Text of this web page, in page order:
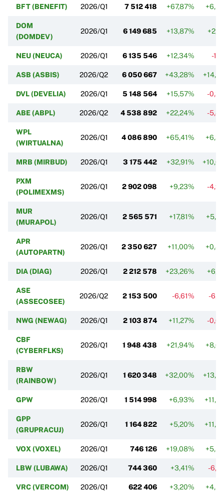
BFT (BENEFIT) 2026/Q1 7 512 418 +67,87%
DOM
(DOMDEV)
2026/Q1 6 149 685 +13,87%
NEU (NEUCA) 2026/Q1 6 135 546 +12,34% -
ASB (ASBIS) 2026/Q2 6 050 667 +43,28%
DVL (DEVELIA) 2026/Q1 5 148 564 +15,57% -
ABE (ABPL) 2026/Q2 4 538 892 +22,24% -
WPL
(WIRTUALNA)
2026/Q1 4 086 890 +65,41%
MRB (MIRBUD) 2026/Q1 3 175 442 +32,91%
PXM
(POLIMEXMS)
2026/Q1 2 902 098 +9,23% -
MUR
(MURAPOL)
2026/Q1 2 565 571 +17,81%
APR
(AUTOPARTN)
2026/Q1 2 350 627 +11,00%
DIA (DIAG) 2026/Q1 2 212 578 +23,26%
ASE
(ASSECOSEE)
2026/Q2 2 153 500 -6,61% -
NWG (NEWAG) 2026/Q1 2 103 874 +11,27% -
CBF
(CYBERFLKS)
2026/Q1 1 948 438 +21,94%
RBW
(RAINBOW)
2026/Q1 1 620 348 +32,00%
GPW 2026/Q1 1 514 998 +6,93%
GPP
(GRUPRACUJ)
2026/Q1 1 164 822 +5,20%
VOX (VOXEL) 2026/Q1 746 126 +19,08%
LBW (LUBAWA) 2026/Q1 744 360 +3,41% -
VRC (VERCOM) 2026/Q1 622 406 +3,20%